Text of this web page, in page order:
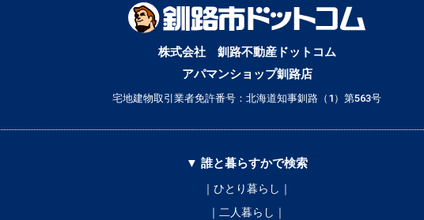
株式会社 釧路不動産ドットコム
アパマンショップ釧路店
宅地建物取引業者免許番号：北海道知事釧路（1）第563号
▼ 誰と暮らすかで検索
｜ひとり暮らし｜
｜二人暮らし｜